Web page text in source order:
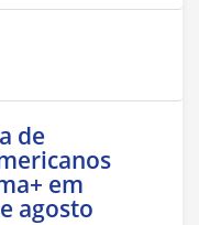
de
em
agosto